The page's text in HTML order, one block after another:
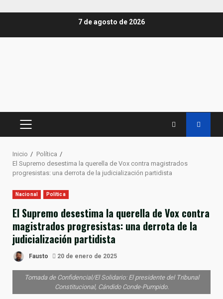
7 de agosto de 2026
MENÚ
Inicio
Política
El Supremo desestima la querella de Vox contra magistrados
progresistas: una derrota de la judicialización partidista
Nacional Política
El Supremo desestima la querella de Vox contra
magistrados progresistas: una derrota de la
judicialización partidista
Fausto 20 de enero de 2025
Tomada de Confidencial/El Solidario: El presidente del Tribunal
Constitucional, Cándido Conde-Pumpido.